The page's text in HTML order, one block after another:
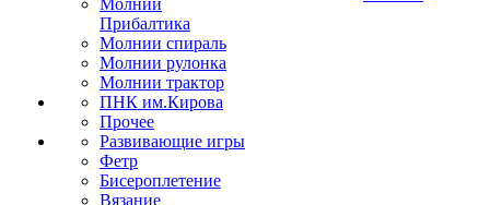
Молнии
Прибалтика
Молнии спираль
Молнии рулонка
Молнии трактор
ПНК им.Кирова
Прочее
Развивающие игры
Фетр
Бисероплетение
Вязание